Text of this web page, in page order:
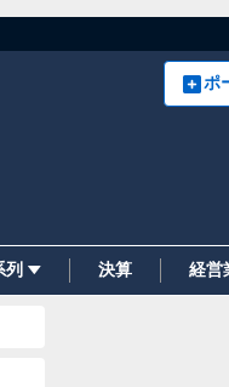
ポ
列 決算 経営